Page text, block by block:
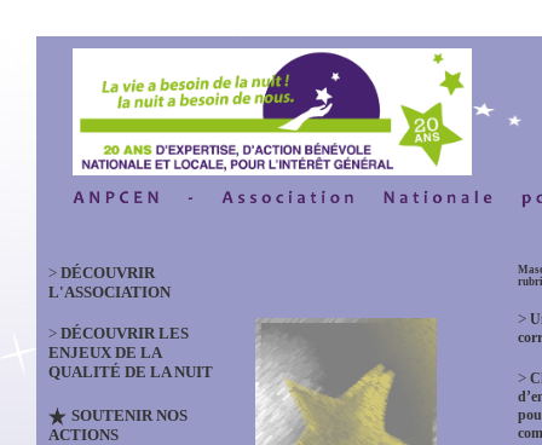
> DÉCOUVRIR
L'ASSOCIATION
> DÉCOUVRIR LES
ENJEUX DE LA
QUALITÉ DE LA NUIT
SOUTENIR NOS
ACTIONS
>
>